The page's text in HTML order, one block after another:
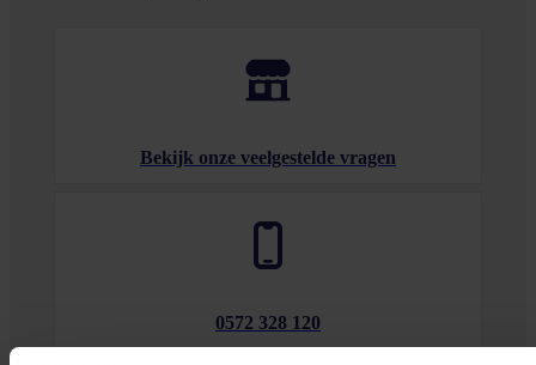
Bekijk onze veelgestelde vragen
0572 328 120